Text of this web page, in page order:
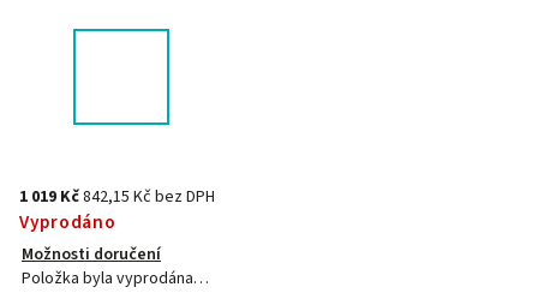
1 019 Kč842,15 Kč bez DPH
Vyprodáno
Možnosti doručení
Položka byla vyprodána…